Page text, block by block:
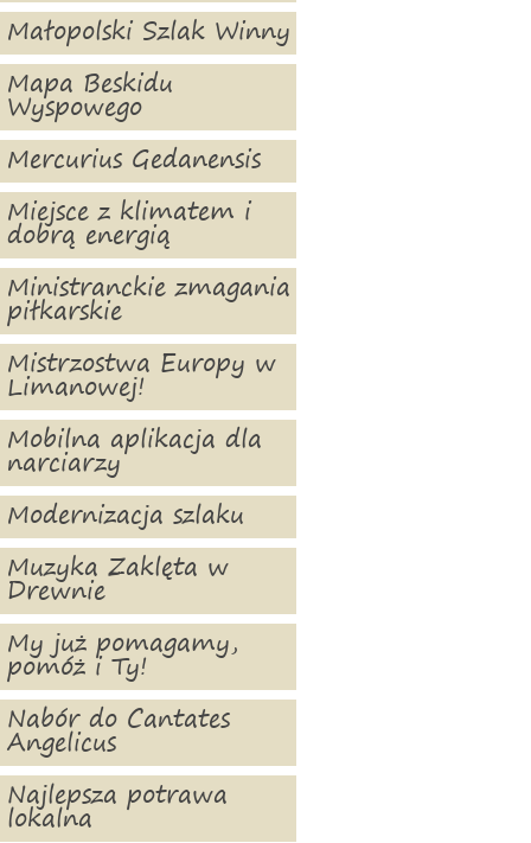
Małopolski Szlak Winny
Mapa Beskidu
Wyspowego
Mercurius Gedanensis
Miejsce z klimatem i
dobrą energią
Ministranckie zmagania
piłkarskie
Mistrzostwa Europy w
Limanowej!
Mobilna aplikacja dla
narciarzy
Modernizacja szlaku
Muzyka Zaklęta w
Drewnie
My już pomagamy,
pomóż i Ty!
Nabór do Cantates
Angelicus
Najlepsza potrawa
lokalna